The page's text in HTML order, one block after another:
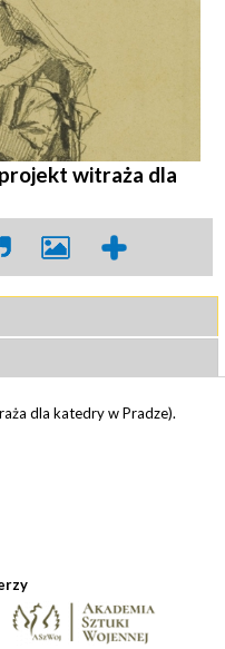
witraża dla
dla katedry w Pradze).